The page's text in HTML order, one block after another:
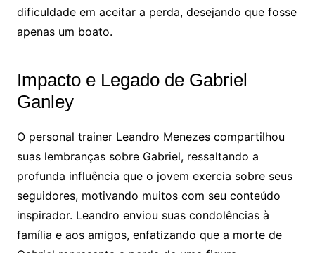
dificuldade em aceitar a perda, desejando que fosse
apenas um boato.
Impacto e Legado de Gabriel
Ganley
O personal trainer Leandro Menezes compartilhou
suas lembranças sobre Gabriel, ressaltando a
profunda influência que o jovem exercia sobre seus
seguidores, motivando muitos com seu conteúdo
inspirador. Leandro enviou suas condolências à
família e aos amigos, enfatizando que a morte de